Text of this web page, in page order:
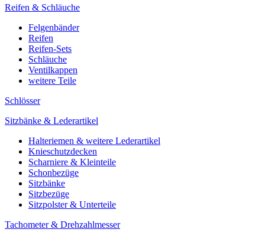
Reifen & Schläuche
Felgenbänder
Reifen
Reifen-Sets
Schläuche
Ventilkappen
weitere Teile
Schlösser
Sitzbänke & Lederartikel
Halteriemen & weitere Lederartikel
Knieschutzdecken
Scharniere & Kleinteile
Schonbezüge
Sitzbänke
Sitzbezüge
Sitzpolster & Unterteile
Tachometer & Drehzahlmesser